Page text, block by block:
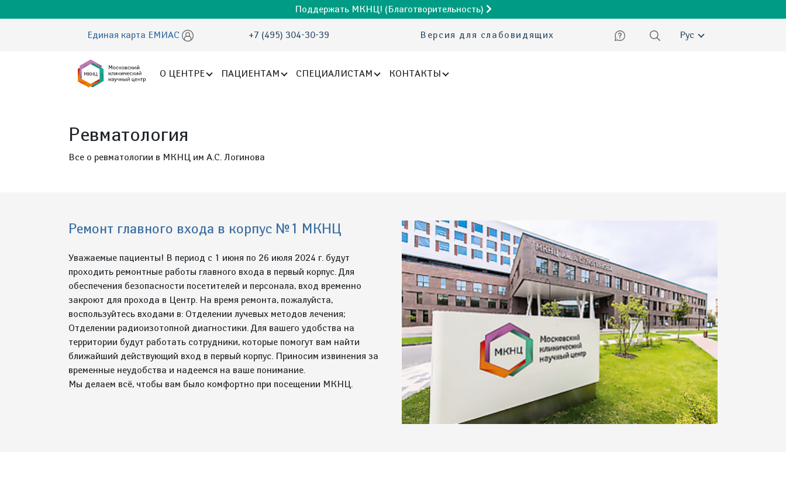
Поддержать МКНЦ! (Благотворительность)
Единая карта ЕМИАС +7 (495) 304-30-39 Версия для слабовидящих Русский
О ЦЕНТРЕ ПАЦИЕНТАМ СПЕЦИАЛИСТАМ КОНТАКТЫ
Ревматология
Все о ревматологии в МКНЦ им А.С. Логинова
Ремонт главного входа в корпус №1 МКНЦ
Уважаемые пациенты! В период с 1 июня по 26 июля 2024 г. будут
проходить ремонтные работы главного входа в первый корпус. Для
обеспечения безопасности посетителей и персонала, вход временно
закроют для прохода в Центр. На время ремонта, пожалуйста,
воспользуйтесь входами в: Отделении лучевых методов лечения;
Отделении радиоизотопной диагностики. Для вашего удобства на
территории будут работать сотрудники, которые помогут вам найти
ближайший действующий вход в первый корпус. Приносим извинения за
временные неудобства и надеемся на ваше понимание.
Мы делаем всё, чтобы вам было комфортно при посещении МКНЦ.